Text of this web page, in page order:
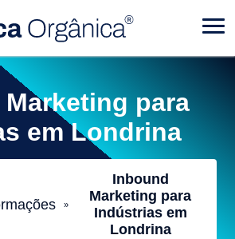
para
em Londrina
»
Inbound
Marketing para
Indústrias em
Londrina